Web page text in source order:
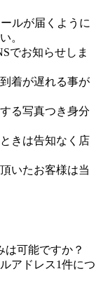
ルが届くように
。
でお知らせしま
着が遅れる事が
る写真つき身分
きは告知なく店
いたお客様は当
は可能ですか？
アドレス1件につ